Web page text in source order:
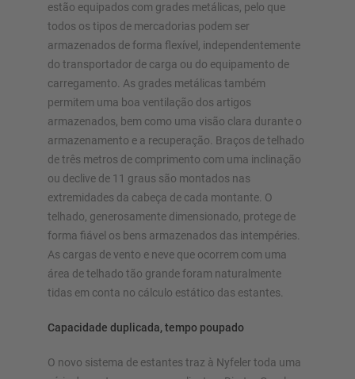
estão equipados com grades metálicas, pelo que
todos os tipos de mercadorias podem ser
armazenados de forma flexível, independentemente
do transportador de carga ou do equipamento de
carregamento. As grades metálicas também
permitem uma boa ventilação dos artigos
armazenados, bem como uma visão clara durante o
armazenamento e a recuperação. Braços de telhado
de três metros de comprimento com uma inclinação
ou declive de 11 graus são montados nas
extremidades da cabeça de cada montante. O
telhado, generosamente dimensionado, protege de
forma fiável os bens armazenados das intempéries.
As cargas de vento e neve que ocorrem com uma
área de telhado tão grande foram naturalmente
tidas em conta no cálculo estático das estantes.
Capacidade duplicada, tempo poupado
O novo sistema de estantes traz à Nyfeler toda uma